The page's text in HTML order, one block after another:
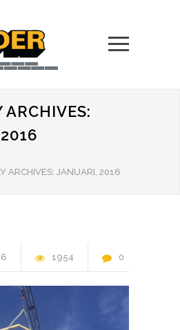
ARCHIVES: JANUARI, 2016
1954 0